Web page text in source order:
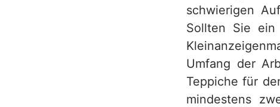
schwierigen
Sollten Sie ein
Umfang der
Teppiche für
mindestens